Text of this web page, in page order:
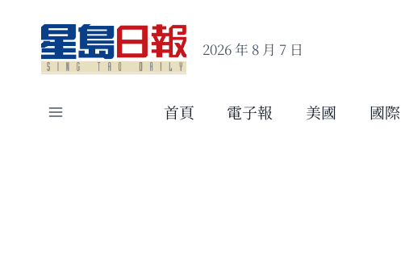
content
2026 年 8 月 7 日
首頁 電子報 美國 國際